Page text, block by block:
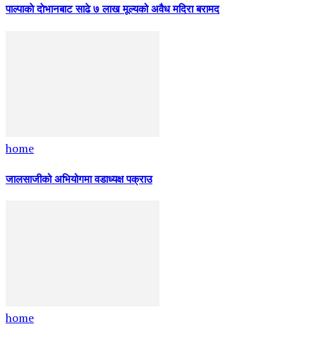
पाल्पाकाे दाेभानबाट साढे ७ लाख मूल्यको अवैध मदिरा बरामद
home
जालसाजीको अभियोगमा वडाध्यक्ष पक्राउ
home